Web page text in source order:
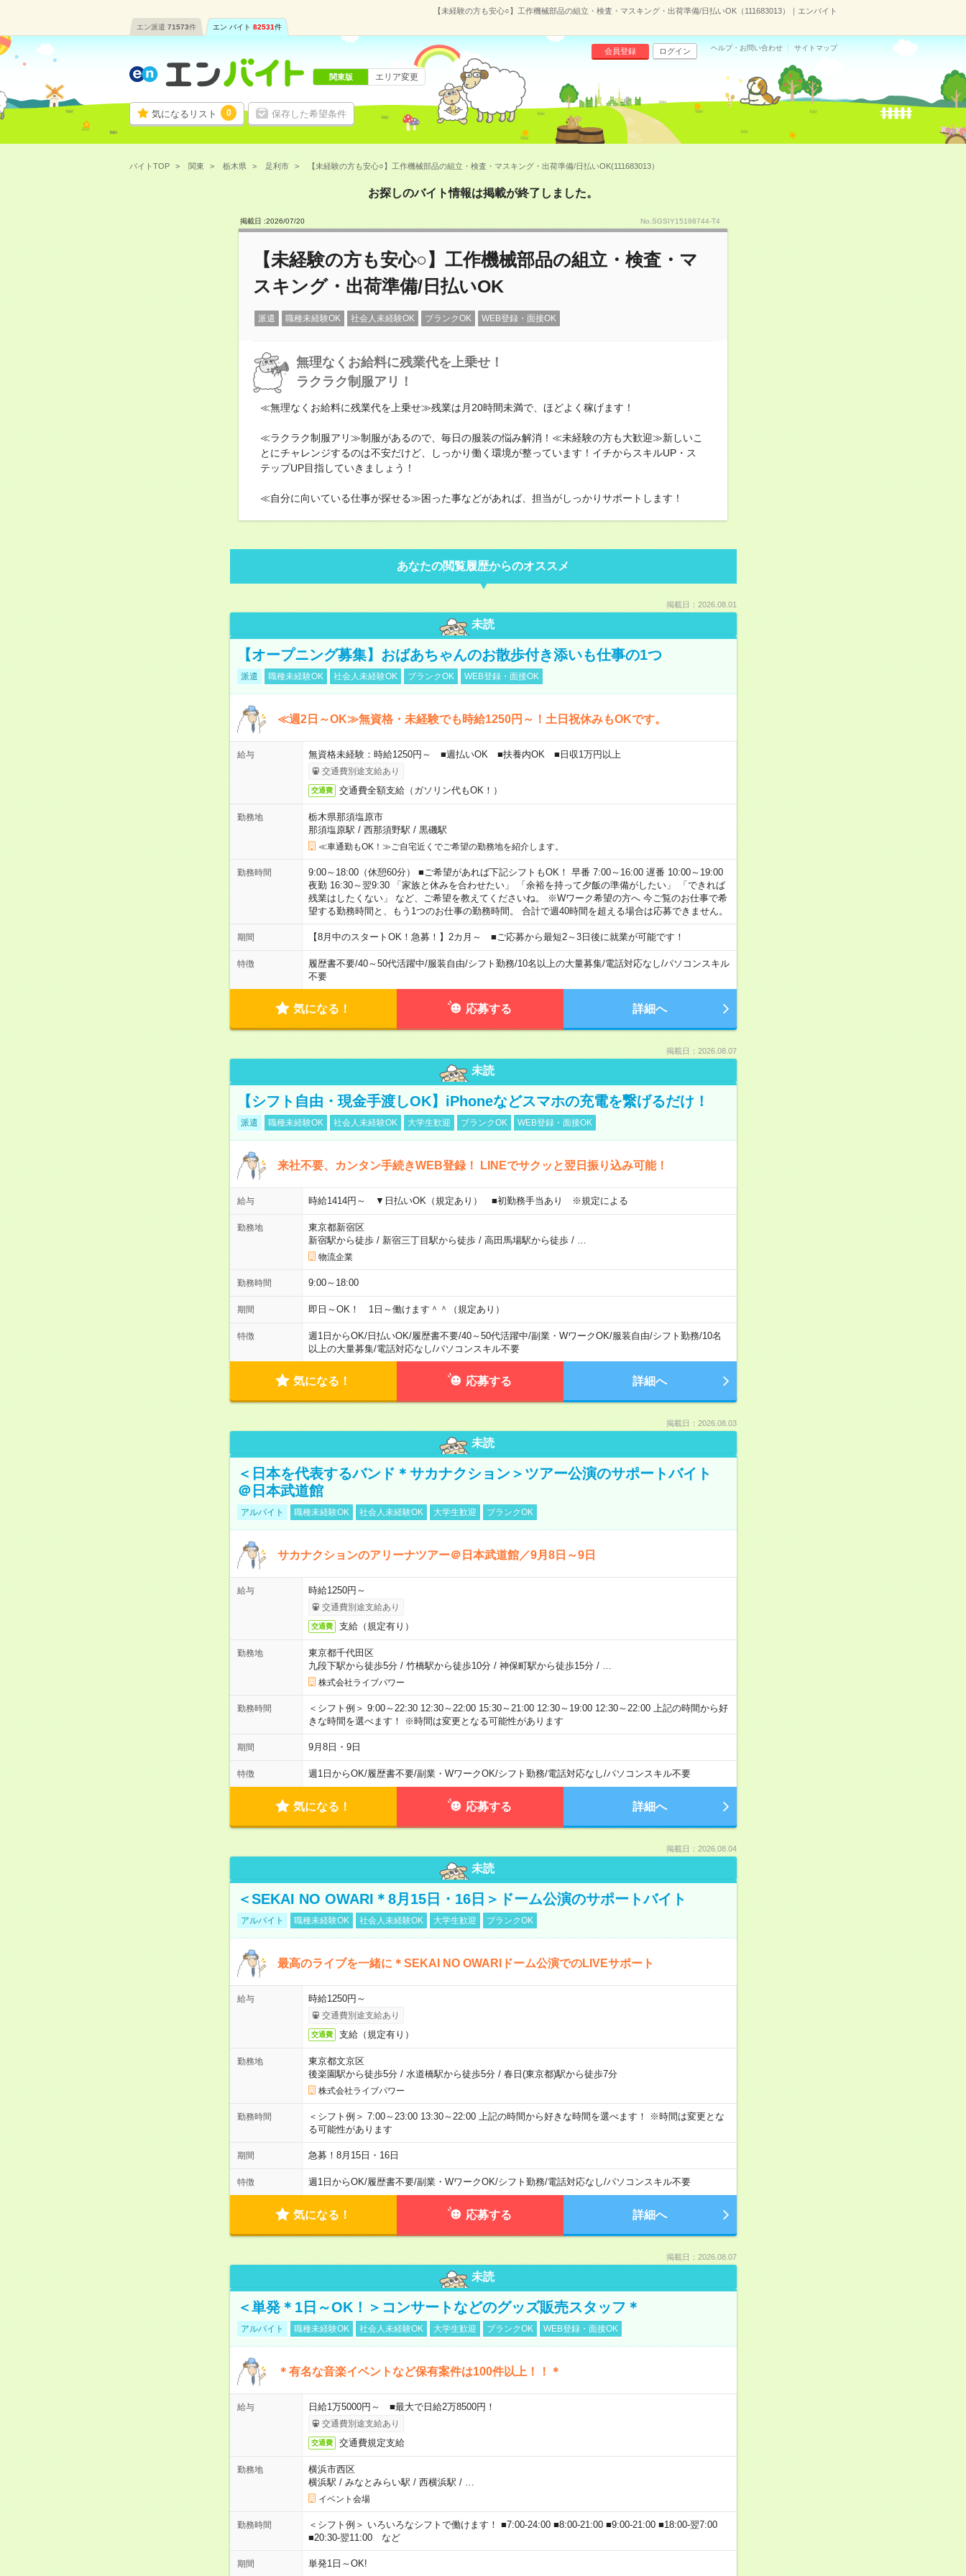
【未経験の方も安心○】工作機械部品の組立・検査・マスキング・出荷準備/日払いOK（111683013）｜エンバイト
エン派遣 71573件 エン バイト 82531件
気になるリスト 0 保存した希望条件
会員登録 ログイン ヘルプ・お問い合わせ サイトマップ
関東版 エリア変更
バイトTOP 関東 栃木県 足利市 【未経験の方も安心○】工作機械部品の組立・検査・マスキング・出荷準備/日払いOK(111683013）
お探しのバイト情報は掲載が終了しました。
掲載日 :2026/07/20 No.SGSIY15198744-T4
【未経験の方も安心○】工作機械部品の組立・検査・マ
スキング・出荷準備/日払いOK
派遣 職種未経験OK 社会人未経験OK ブランクOK WEB登録・面接OK
無理なくお給料に残業代を上乗せ！
ラクラク制服アリ！
≪無理なくお給料に残業代を上乗せ≫残業は月20時間未満で、ほどよく稼げます！
≪ラクラク制服アリ≫制服があるので、毎日の服装の悩み解消！≪未経験の方も大歓迎≫新しいこ
とにチャレンジするのは不安だけど、しっかり働く環境が整っています！イチからスキルUP・ス
テップUP目指していきましょう！
≪自分に向いている仕事が探せる≫困った事などがあれば、担当がしっかりサポートします！
あなたの閲覧履歴からのオススメ
掲載日：2026.08.01
未読
【オープニング募集】おばあちゃんのお散歩付き添いも仕事の1つ
派遣 職種未経験OK 社会人未経験OK ブランクOK WEB登録・面接OK
≪週2日～OK≫無資格・未経験でも時給1250円～！土日祝休みもOKです。
給与 無資格未経験：時給1250円～ ■週払いOK ■扶養内OK ■日収1万円以上
交通費別途支給あり
交通費 交通費全額支給（ガソリン代もOK！）
勤務地
栃木県那須塩原市
那須塩原駅 / 西那須野駅 / 黒磯駅
≪車通勤もOK！≫ご自宅近くでご希望の勤務地を紹介します。
勤務時間
9:00～18:00（休憩60分） ■ご希望があれば下記シフトもOK！ 早番 7:00～16:00 遅番 10:00～19:00
夜勤 16:30～翌9:30 「家族と休みを合わせたい」 「余裕を持って夕飯の準備がしたい」 「できれば
残業はしたくない」 など、ご希望を教えてくださいね。 ※Wワーク希望の方へ 今ご覧のお仕事で希
望する勤務時間と、もう1つのお仕事の勤務時間。 合計で週40時間を超える場合は応募できません。
期間 【8月中のスタートOK！急募！】2カ月～ ■ご応募から最短2～3日後に就業が可能です！
特徴 履歴書不要/40～50代活躍中/服装自由/シフト勤務/10名以上の大量募集/電話対応なし/パソコンスキル
不要
気になる！ 応募する 詳細へ
掲載日：2026.08.07
未読
【シフト自由・現金手渡しOK】iPhoneなどスマホの充電を繋げるだけ！
派遣 職種未経験OK 社会人未経験OK 大学生歓迎 ブランクOK WEB登録・面接OK
来社不要、カンタン手続きWEB登録！ LINEでサクッと翌日振り込み可能！
給与 時給1414円～ ▼日払いOK（規定あり） ■初勤務手当あり ※規定による
勤務地
東京都新宿区
新宿駅から徒歩/ 新宿三丁目駅から徒歩/ 高田馬場駅から徒歩/
物流企業
勤務時間 9:00～18:00
期間 即日～OK！ 1日～働けます＾＾（規定あり）
特徴 週1日からOK/日払いOK/履歴書不要/40～50代活躍中/副業・WワークOK/服装自由/シフト勤務/10名
以上の大量募集/電話対応なし/パソコンスキル不要
気になる！ 応募する 詳細へ
掲載日：2026.08.03
未読
＜日本を代表するバンド＊サカナクション＞ツアー公演のサポートバイト
＠日本武道館
アルバイト 職種未経験OK 社会人未経験OK 大学生歓迎 ブランクOK
サカナクションのアリーナツアー＠日本武道館／9月8日～9日
給与 時給1250円～
交通費別途支給あり
交通費 支給（規定有り）
勤務地
東京都千代田区
九段下駅から徒歩5分/ 竹橋駅から徒歩10分/ 神保町駅から徒歩15分/
株式会社ライブパワー
勤務時間
＜シフト例＞ 9:00～22:30 12:30～22:00 15:30～21:00 12:30～19:00 12:30～22:00 上記の時間から好
きな時間を選べます！ ※時間は変更となる可能性があります
期間 9月8日・9日
特徴 週1日からOK/履歴書不要/副業・WワークOK/シフト勤務/電話対応なし/パソコンスキル不要
気になる！ 応募する 詳細へ
掲載日：2026.08.04
未読
＜SEKAI NO OWARI＊8月15日・16日＞ドーム公演のサポートバイト
アルバイト 職種未経験OK 社会人未経験OK 大学生歓迎 ブランクOK
最高のライブを一緒に＊SEKAI NO OWARIドーム公演でのLIVEサポート
給与 時給1250円～
交通費別途支給あり
交通費 支給（規定有り）
勤務地
東京都文京区
後楽園駅から徒歩5分/ 水道橋駅から徒歩5分/ 春日(東京都)駅から徒歩7分
株式会社ライブパワー
勤務時間
＜シフト例＞ 7:00～23:00 13:30～22:00 上記の時間から好きな時間を選べます！ ※時間は変更とな
る可能性があります
期間 急募！8月15日・16日
特徴 週1日からOK/履歴書不要/副業・WワークOK/シフト勤務/電話対応なし/パソコンスキル不要
気になる！ 応募する 詳細へ
掲載日：2026.08.07
未読
＜単発＊1日～OK！＞コンサートなどのグッズ販売スタッフ＊
アルバイト 職種未経験OK 社会人未経験OK 大学生歓迎 ブランクOK WEB登録・面接OK
＊有名な音楽イベントなど保有案件は100件以上！！＊
給与 日給1万5000円～ ■最大で日給2万8500円！
交通費別途支給あり
交通費 交通費規定支給
勤務地
横浜市西区
横浜駅 / みなとみらい駅 / 西横浜駅 /
イベント会場
勤務時間
＜シフト例＞ いろいろなシフトで働けます！ ■7:00-24:00 ■8:00-21:00 ■9:00-21:00 ■18:00-翌7:00
■20:30-翌11:00 など
期間 単発1日～OK!